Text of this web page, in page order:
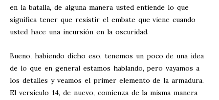
en la batalla, de alguna manera usted entiende lo que
significa tener que resistir el embate que viene cuando
usted hace una incursión en la oscuridad.
Bueno, habiendo dicho eso, tenemos un poco de una idea
de lo que en general estamos hablando, pero vayamos a
los detalles y veamos el primer elemento de la armadura.
El versículo 14, de nuevo, comienza de la misma manera